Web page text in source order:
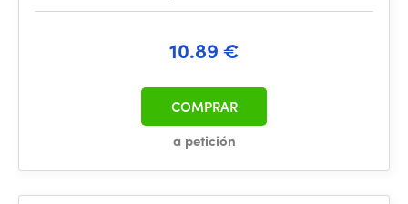
10.89 €
a petición
COMPRAR